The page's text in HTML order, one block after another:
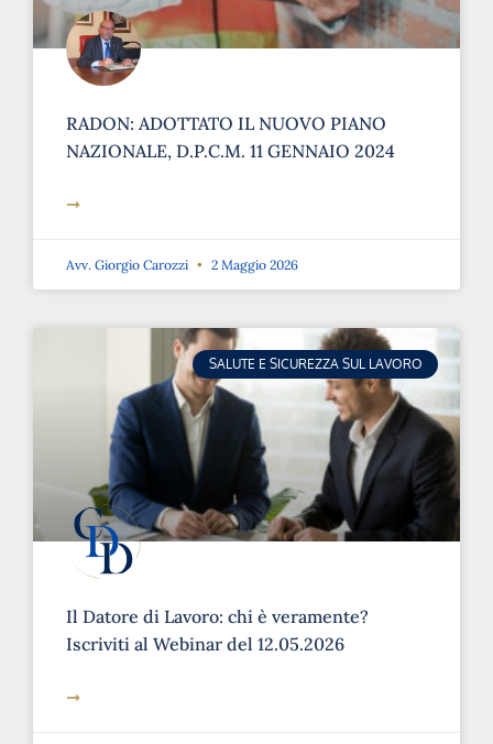
RADON: ADOTTATO IL NUOVO PIANO
NAZIONALE, D.P.C.M. 11 GENNAIO 2024
➞
Avv. Giorgio Carozzi 2 Maggio 2026
SALUTE E SICUREZZA SUL LAVORO
Il Datore di Lavoro: chi è veramente?
Iscriviti al Webinar del 12.05.2026
➞